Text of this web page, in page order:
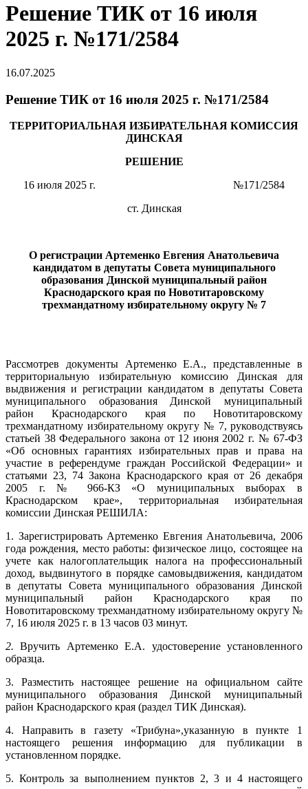
Решение ТИК от 16 июля
2025 г. №171/2584
16.07.2025
Решение ТИК от 16 июля 2025 г. №171/2584
ТЕРРИТОРИАЛЬНАЯ ИЗБИРАТЕЛЬНАЯ КОМИССИЯ
ДИНСКАЯ
РЕШЕНИЕ
16 июля 2025 г. №171/2584
ст. Динская
О регистрации Артеменко Евгения Анатольевича
кандидатом в депутаты Совета муниципального
образования Динской муниципальный район
Краснодарского края по Новотитаровскому
трехмандатному избирательному округу № 7
Рассмотрев документы Артеменко Е.А., представленные в
территориальную избирательную комиссию Динская для
выдвижения и регистрации кандидатом в депутаты Совета
муниципального образования Динской муниципальный
район Краснодарского края по Новотитаровскому
трехмандатному избирательному округу № 7, руководствуясь
статьей 38 Федерального закона от 12 июня 2002 г. № 67-ФЗ
«Об основных гарантиях избирательных прав и права на
участие в референдуме граждан Российской Федерации» и
статьями 23, 74 Закона Краснодарского края от 26 декабря
2005 г. № 966-КЗ «О муниципальных выборах в
Краснодарском крае», территориальная избирательная
комиссии Динская РЕШИЛА:
1. Зарегистрировать Артеменко Евгения Анатольевича, 2006
года рождения, место работы: физическое лицо, состоящее на
учете как налогоплательщик налога на профессиональный
доход, выдвинутого в порядке самовыдвижения, кандидатом
в депутаты Совета муниципального образования Динской
муниципальный район Краснодарского края по
Новотитаровскому трехмандатному избирательному округу №
7, 16 июля 2025 г. в 13 часов 03 минут.
2.Вручить Артеменко Е.А. удостоверение установленного
образца.
3. Разместить настоящее решение на официальном сайте
муниципального образования Динской муниципальный
район Краснодарского края (раздел ТИК Динская).
4. Направить в газету «Трибуна»,указанную в пункте 1
настоящего решения информацию для публикации в
установленном порядке.
5. Контроль за выполнением пунктов 2, 3 и 4 настоящего